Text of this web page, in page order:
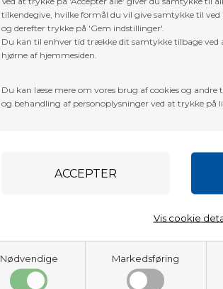
tilkendegive, hvilke formål du vil give samtykke til
og derefter trykke på 'Gem indstillinger'.
Du kan til enhver tid trække dit samtykke tilbage ved
hjørne af hjemmesiden.
Du kan læse mere om vores brug af cookies og
og behandling af personoplysninger ved at trykke på
Nødvendige Markedsføring
Vis cookie